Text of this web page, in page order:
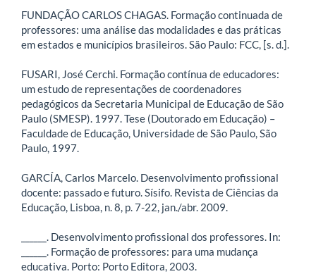
FUNDAÇÃO CARLOS CHAGAS. Formação continuada de
professores: uma análise das modalidades e das práticas
em estados e municípios brasileiros. São Paulo: FCC, [s. d.].
FUSARI, José Cerchi. Formação contínua de educadores:
um estudo de representações de coordenadores
pedagógicos da Secretaria Municipal de Educação de São
Paulo (SMESP). 1997. Tese (Doutorado em Educação) –
Faculdade de Educação, Universidade de São Paulo, São
Paulo, 1997.
GARCÍA, Carlos Marcelo. Desenvolvimento profissional
docente: passado e futuro. Sísifo. Revista de Ciências da
Educação, Lisboa, n. 8, p. 7-22, jan./abr. 2009.
______. Desenvolvimento profissional dos professores. In:
______. Formação de professores: para uma mudança
educativa. Porto: Porto Editora, 2003.